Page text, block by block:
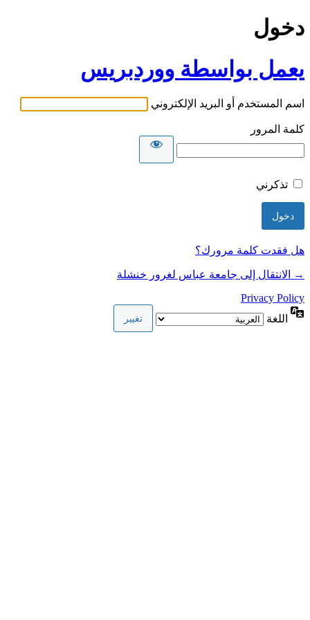
دخول
يعمل بواسطة ووردبريس
اسم المستخدم أو البريد الإلكتروني
كلمة المرور
تذكرني
هل فقدت كلمة مرورك؟
→ الانتقال إلى جامعة عباس لغرور خنشلة
Privacy Policy
اللغة